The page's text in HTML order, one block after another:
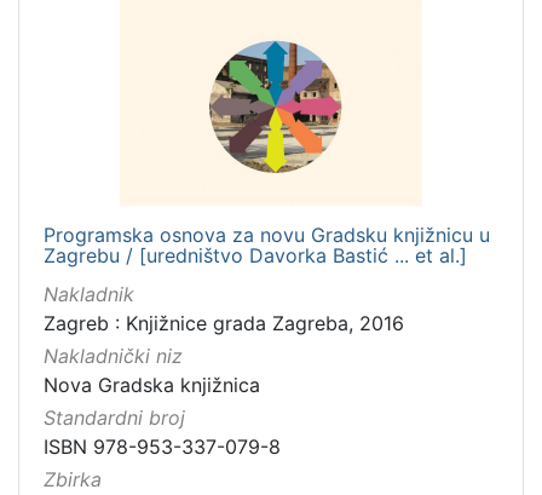
Programska osnova za novu Gradsku knjižnicu u
Zagrebu / [uredništvo Davorka Bastić ... et al.]
Nakladnik
Zagreb : Knjižnice grada Zagreba, 2016
Nakladnički niz
Nova Gradska knjižnica
Standardni broj
ISBN 978-953-337-079-8
Zbirka